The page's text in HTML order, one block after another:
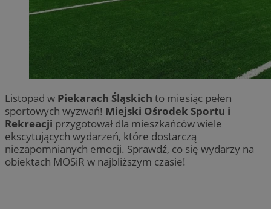
Listopad w Piekarach Śląskich to miesiąc pełen
sportowych wyzwań! Miejski Ośrodek Sportu i
Rekreacji przygotował dla mieszkańców wiele
ekscytujących wydarzeń, które dostarczą
niezapomnianych emocji. Sprawdź, co się wydarzy na
obiektach MOSiR w najbliższym czasie!